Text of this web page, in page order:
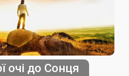
очі до Сонця